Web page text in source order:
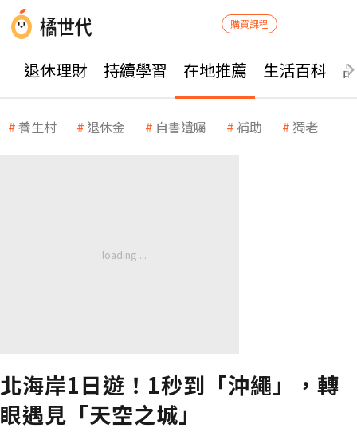
購買課程
退休理財 持續學習 在地推薦 生活百科
養生村 退休金 自書遺囑 補助 獨老
北海岸1日遊！1秒到「沖繩」，轉
眼遇見「天空之城」